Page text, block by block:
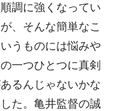
調に強くなってい
、そんな簡単なこ
うものには悩みや
一つひとつに真剣
るんじゃないかな
た。亀井監督の誠